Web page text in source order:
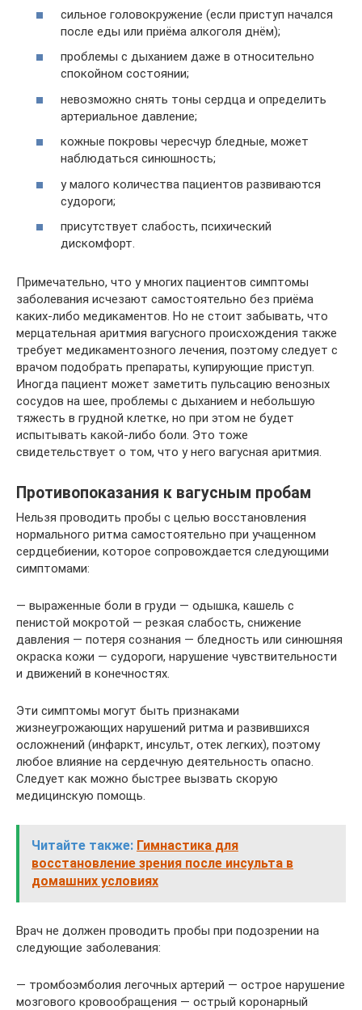
сильное головокружение (если приступ начался
после еды или приёма алкоголя днём);
проблемы с дыханием даже в относительно
спокойном состоянии;
невозможно снять тоны сердца и определить
артериальное давление;
кожные покровы чересчур бледные, может
наблюдаться синюшность;
у малого количества пациентов развиваются
судороги;
присутствует слабость, психический
дискомфорт.
Примечательно, что у многих пациентов симптомы
заболевания исчезают самостоятельно без приёма
каких-либо медикаментов. Но не стоит забывать, что
мерцательная аритмия вагусного происхождения также
требует медикаментозного лечения, поэтому следует с
врачом подобрать препараты, купирующие приступ.
Иногда пациент может заметить пульсацию венозных
сосудов на шее, проблемы с дыханием и небольшую
тяжесть в грудной клетке, но при этом не будет
испытывать какой-либо боли. Это тоже
свидетельствует о том, что у него вагусная аритмия.
Противопоказания к вагусным пробам
Нельзя проводить пробы с целью восстановления
нормального ритма самостоятельно при учащенном
сердцебиении, которое сопровождается следующими
симптомами:
— выраженные боли в груди — одышка, кашель с
пенистой мокротой — резкая слабость, снижение
давления — потеря сознания — бледность или синюшняя
окраска кожи — судороги, нарушение чувствительности
и движений в конечностях.
Эти симптомы могут быть признаками
жизнеугрожающих нарушений ритма и развившихся
осложнений (инфаркт, инсульт, отек легких), поэтому
любое влияние на сердечную деятельность опасно.
Следует как можно быстрее вызвать скорую
медицинскую помощь.
Читайте также: Гимнастика для
восстановление зрения после инсульта в
домашних условиях
Врач не должен проводить пробы при подозрении на
следующие заболевания:
— тромбоэмболия легочных артерий — острое нарушение
мозгового кровообращения — острый коронарный